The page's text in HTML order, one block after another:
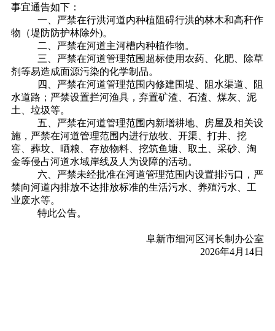
事宜通告如下：
一、严禁在行洪河道内种植阻碍行洪的林木和高秆作
物（堤防防护林除外)。
二、严禁在河道主河槽内种植作物。
三、严禁在河道管理范围超标使用农药、化肥、除草
剂等易造成面源污染的化学制品。
四、严禁在河道管理范围内修建围堤、阻水渠道、阻
水道路；严禁设置拦河渔具，弃置矿渣、石渣、煤灰、泥
土、垃圾等。
五、严禁在河道管理范围内新增耕地、房屋及相关设
施，严禁在河道管理范围内进行放牧、开渠、打井、挖
窖、葬坟、晒粮、存放物料、挖筑鱼塘、取土、采砂、淘
金等侵占河道水域岸线及人为设障的活动。
六、严禁未经批准在河道管理范围内设置排污口，严
禁向河道内排放不达排放标准的生活污水、养殖污水、工
业废水等。
特此公告。
阜新市细河区河长制办公室
2026年4月14日